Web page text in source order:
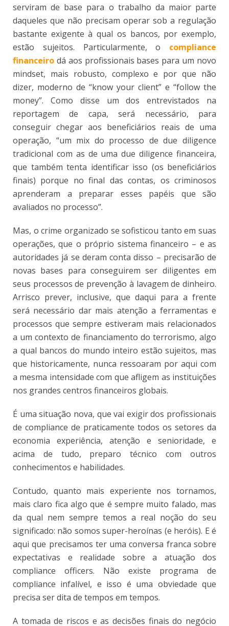
serviram de base para o trabalho da maior parte
daqueles que não precisam operar sob a regulação
bastante exigente à qual os bancos, por exemplo,
estão sujeitos. Particularmente, o compliance
financeiro dá aos profissionais bases para um novo
mindset, mais robusto, complexo e por que não
dizer, moderno de “know your client” e “follow the
money”. Como disse um dos entrevistados na
reportagem de capa, será necessário, para
conseguir chegar aos beneficiários reais de uma
operação, “um mix do processo de due diligence
tradicional com as de uma due diligence financeira,
que também tenta identificar isso (os beneficiários
finais) porque no final das contas, os criminosos
aprenderam a preparar esses papéis que são
avaliados no processo”.
Mas, o crime organizado se sofisticou tanto em suas
operações, que o próprio sistema financeiro – e as
autoridades já se deram conta disso – precisarão de
novas bases para conseguirem ser diligentes em
seus processos de prevenção à lavagem de dinheiro.
Arrisco prever, inclusive, que daqui para a frente
será necessário dar mais atenção a ferramentas e
processos que sempre estiveram mais relacionados
a um contexto de financiamento do terrorismo, algo
a qual bancos do mundo inteiro estão sujeitos, mas
que historicamente, nunca ressoaram por aqui com
a mesma intensidade com que afligem as instituições
nos grandes centros financeiros globais.
É uma situação nova, que vai exigir dos profissionais
de compliance de praticamente todos os setores da
economia experiência, atenção e senioridade, e
acima de tudo, preparo técnico com outros
conhecimentos e habilidades.
Contudo, quanto mais experiente nos tornamos,
mais claro fica algo que é sempre muito falado, mas
da qual nem sempre temos a real noção do seu
significado: não somos super-heroínas (e heróis). E é
aqui que precisamos ter uma conversa franca sobre
expectativas e realidade sobre a atuação dos
compliance officers. Não existe programa de
compliance infalível, e isso é uma obviedade que
precisa ser dita de tempos em tempos.
A tomada de riscos e as decisões finais do negócio